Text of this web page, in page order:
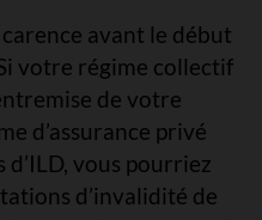
avant le début
votre régime collectif
de votre
d’assurance privé
vous pourriez
d’invalidité de